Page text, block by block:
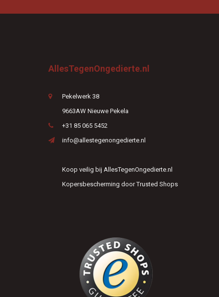
AllesTegenOngedierte.nl
Pekelwerk 38
9663AW Nieuwe Pekela
+31 85 065 5452
info@allestegenongedierte.nl
Koop veilig bij AllesTegenOngedierte.nl
Kopersbescherming door Trusted Shops